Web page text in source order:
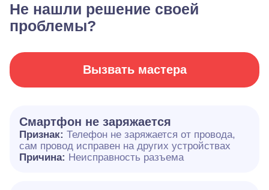
Не нашли решение своей
проблемы?
Вызвать мастера
Смартфон не заряжается
Признак: Телефон не заряжается от провода,
сам провод исправен на других устройствах
Причина: Неисправность разъема